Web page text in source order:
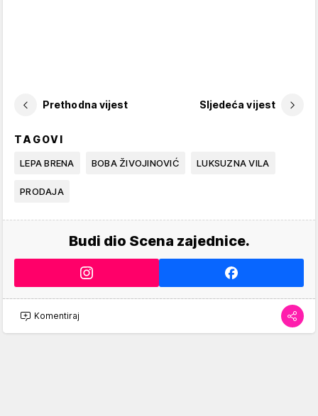
Prethodna vijest Sljedeća vijest
TAGOVI
LEPA BRENA BOBA ŽIVOJINOVIĆ LUKSUZNA VILA
PRODAJA
Budi dio Scena zajednice.
Komentiraj